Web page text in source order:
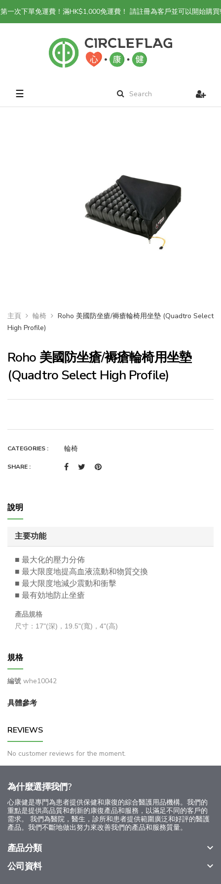
第一次下單免運費！滿HK$1,000免運費！ 請註冊為客戶並可以開始購買!
Toggle
navigation
☰
主頁 輪椅
Roho 美國防坐瘡/褥瘡輪椅用坐墊 (Quadtro Select
High Profile)
Roho 美國防坐瘡/褥瘡輪椅用坐墊
(Quadtro Select High Profile)
CATEGORIES : 輪椅
SHARE :
說明
主要功能
■ 最大化的壓力分佈
■ 最大限度地提高血液流動和物質交換
■ 最大限度地減少震動和衝擊
■ 最有効地防止坐瘡
產品規格
尺寸：17"(深)，19.5"(寬)，4"(高)
規格
編號 whe10042
具體參考
REVIEWS
No customer reviews for the moment.
為什麼選擇我們?
心康健是專門為患者提供保健和康復的綜合醫護用品機構。我們的
重點是提供高品質和創新的康復產品和服務，以滿足不同的客戶的
需求。 我們為醫院，醫生，診所和患者提供範圍廣泛和好評的醫護
產品。我們不斷地做出努力來改善我們的產品和服務質量。
產品分類

公司資料
